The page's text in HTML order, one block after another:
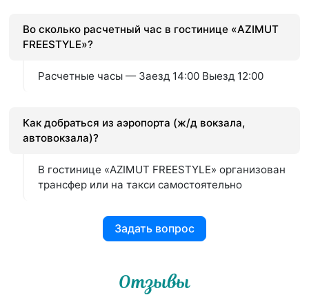
Во сколько расчетный час в гостинице «AZIMUT
FREESTYLE»?
Расчетные часы — Заезд 14:00 Выезд 12:00
Как добраться из аэропорта (ж/д вокзала,
автовокзала)?
В гостинице «AZIMUT FREESTYLE» организован
трансфер или на такси самостоятельно
Задать вопрос
Отзывы